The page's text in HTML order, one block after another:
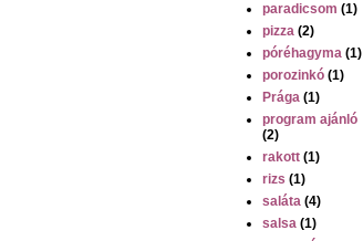
paradicsom (1)
pizza (2)
póréhagyma (1)
porozinkó (1)
Prága (1)
program ajánló
(2)
rakott (1)
rizs (1)
saláta (4)
salsa (1)